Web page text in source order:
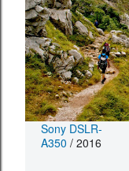
Sony DSLR-
A350 / 2016